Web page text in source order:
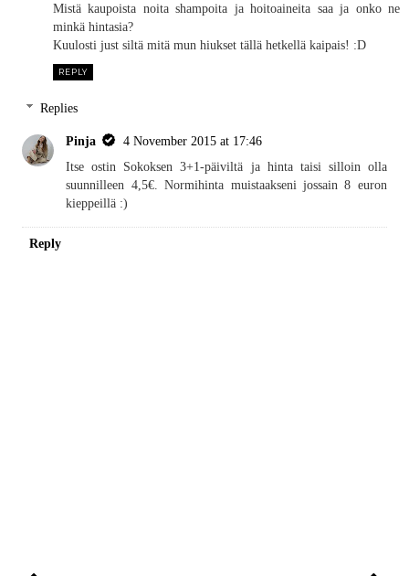
Mistä kaupoista noita shampoita ja hoitoaineita saa ja onko ne
minkä hintasia?
Kuulosti just siltä mitä mun hiukset tällä hetkellä kaipais! :D
REPLY
Replies
Pinja
4 November 2015 at 17:46
Itse ostin Sokoksen 3+1-päiviltä ja hinta taisi silloin olla
suunnilleen 4,5€. Normihinta muistaakseni jossain 8 euron
kieppeillä :)
Reply